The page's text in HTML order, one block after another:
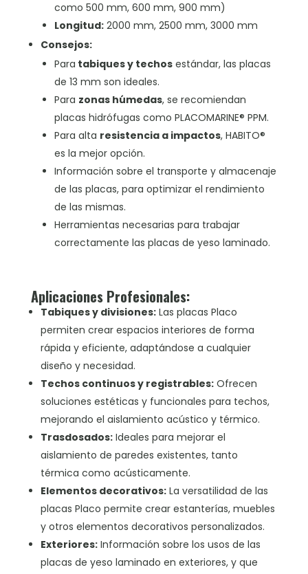
como 500 mm, 600 mm, 900 mm)
Longitud:2000 mm, 2500 mm, 3000 mm
Consejos:
Para tabiques y techosestándar, las placas
de 13 mm son ideales.
Para zonas húmedas, se recomiendan
placas hidrófugas como PLACOMARINE® PPM.
Para alta resistencia a impactos, HABITO®
es la mejor opción.
Información sobre el transporte y almacenaje
de las placas, para optimizar el rendimiento
de las mismas.
Herramientas necesarias para trabajar
correctamente las placas de yeso laminado.
Aplicaciones Profesionales:
Tabiques y divisiones:Las placas Placo
permiten crear espacios interiores de forma
rápida y eficiente, adaptándose a cualquier
diseño y necesidad.
Techos continuos y registrables:Ofrecen
soluciones estéticas y funcionales para techos,
mejorando el aislamiento acústico y térmico.
Trasdosados:Ideales para mejorar el
aislamiento de paredes existentes, tanto
térmica como acústicamente.
Elementos decorativos:La versatilidad de las
placas Placo permite crear estanterías, muebles
y otros elementos decorativos personalizados.
Exteriores:Información sobre los usos de las
placas de yeso laminado en exteriores, y que